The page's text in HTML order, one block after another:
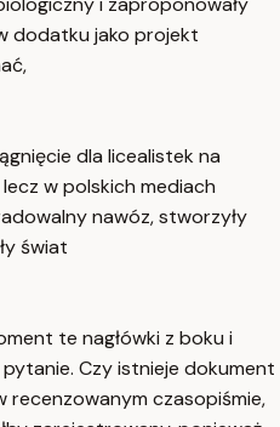
dodatku jako projekt
dla licealistek na
w polskich mediach
nawóz, stworzyły
świat
te nagłówki z boku i
Czy istnieje dokument
recenzowanym czasopiśmie,